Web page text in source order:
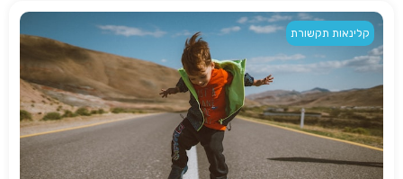
קלינאות תקשורת